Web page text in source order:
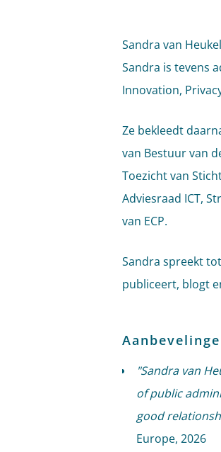
Sandra van
Sandra is tevens
Innovation,
Ze bekleedt
van Bestuur van
Toezicht van
Adviesraad ICT,
van ECP.
Sandra spreekt
publiceert, blogt
"Sandra van
of public
good
Europe, 2026